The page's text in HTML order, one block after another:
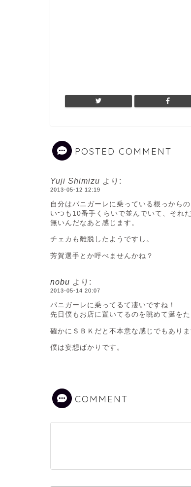
POSTED COMMENT
Yuji Shimizu より:
2013-05-12 12:19
自分はパニガーレに乗っている根っから
いつも10番手くらいで並んでいて、それ
無いんだなあと感じます。
チェカも離脱したようですし。
芳賀選手とか呼べませんかね？
nobu より:
2013-05-14 20:07
パニガーレに乗ってるて凄いですね！
先日僕もお店に置いてるのを眺めて涎を
確かにＳＢＫだと不本意な感じでもあり
僕は妄想ばかりです。
COMMENT